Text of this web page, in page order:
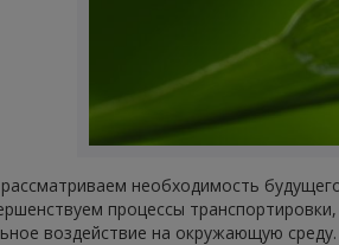
необходимость
процессы
воздействие на окружающую